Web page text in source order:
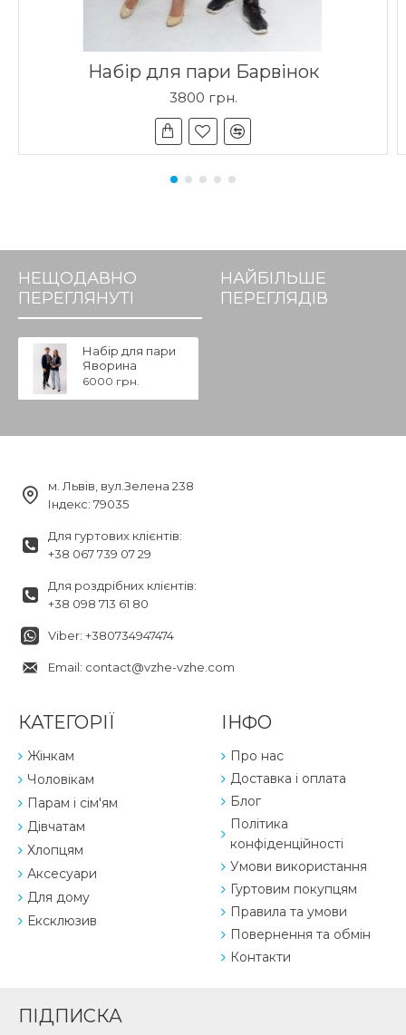
Набір для пари Барвінок
3800 грн.
НЕЩОДАВНО
ПЕРЕГЛЯНУТІ
НАЙБІЛЬШЕ
ПЕРЕГЛЯДІВ
Набір для пари
Яворина
6000 грн.
м. Львів, вул.Зелена 238
Індекс: 79035
Для гуртових клієнтів:
+38 067 739 07 29
Для роздрібних клієнтів:
+38 098 713 61 80
Viber: +380734947474
Email: contact@vzhe-vzhe.com
КАТЕГОРІЇ
Жінкам
Чоловікам
Парам і сім'ям
Дівчатам
Хлопцям
Аксесуари
Для дому
Ексклюзив
ІНФО
Про нас
Доставка і оплата
Блог
Політика
конфіденційності
Умови використання
Гуртовим покупцям
Правила та умови
Повернення та обмін
Контакти
ПІДПИСКА